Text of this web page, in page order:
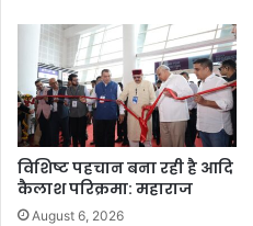
विशिष्ट पहचान बना रही है आदि
कैलाश परिक्रमा: महाराज
August 6, 2026